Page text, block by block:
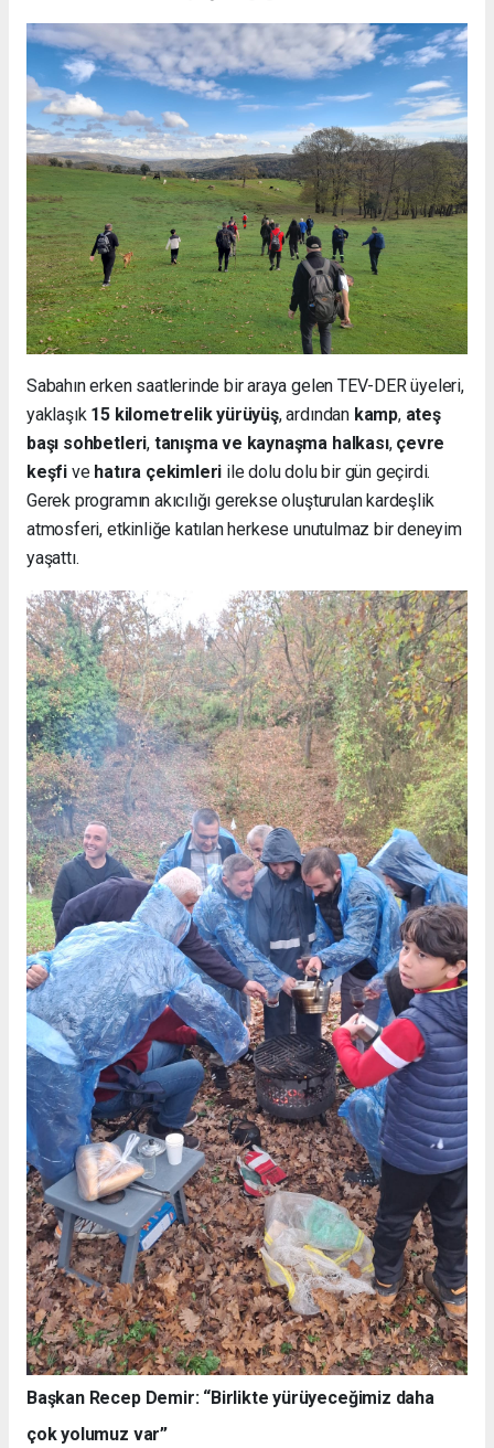
Sabahın erken saatlerinde bir araya gelen TEV-DER üyeleri,
yaklaşık 15 kilometrelik yürüyüş, ardından kamp, ateş
başı sohbetleri, tanışma ve kaynaşma halkası, çevre
keşfi ve hatıra çekimleri ile dolu dolu bir gün geçirdi.
Gerek programın akıcılığı gerekse oluşturulan kardeşlik
atmosferi, etkinliğe katılan herkese unutulmaz bir deneyim
yaşattı.
Başkan Recep Demir: “Birlikte yürüyeceğimiz daha
çok yolumuz var”